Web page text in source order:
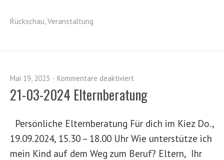
Rückschau Veranstaltung
Mai 19, 2023 Kommentare deaktiviert
21-03-2024 Elternberatung
Persönliche Elternberatung Für dich im Kiez Do.,
19.09.2024, 15.30 – 18.00 Uhr Wie unterstütze ich
mein Kind auf dem Weg zum Beruf? Eltern, Ihr